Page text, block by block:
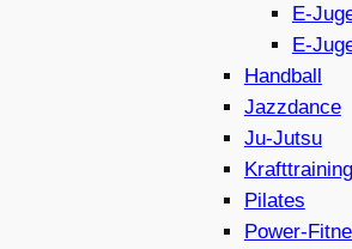
E-
E-
Handball
Jazzdance
Ju-Jutsu
Krafttraining
Pilates
Power-